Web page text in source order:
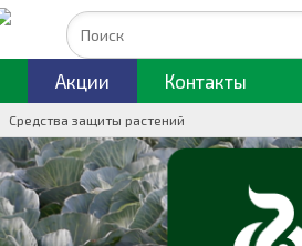
Акции Контакты
Средства защиты растений